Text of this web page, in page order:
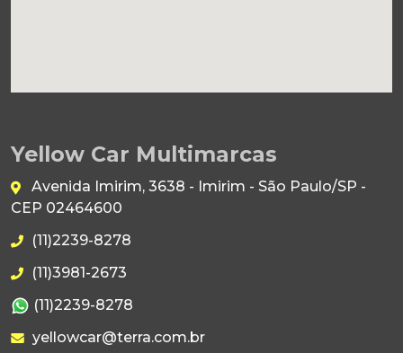
Yellow Car Multimarcas
Avenida Imirim, 3638 - Imirim - São Paulo/SP -
CEP 02464600
(11)2239-8278
(11)3981-2673
(11)2239-8278
yellowcar@terra.com.br